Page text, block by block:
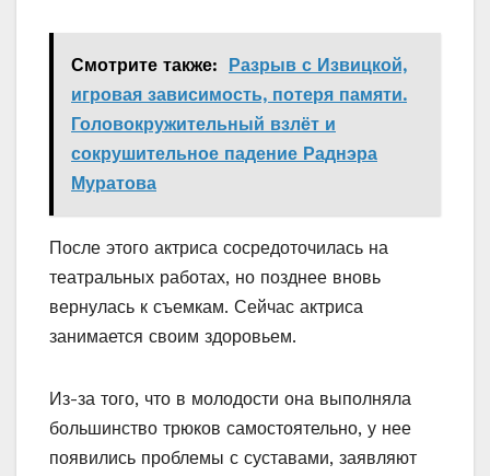
Смотрите также:
Разрыв с Извицкой,
игровая зависимость, потеря памяти.
Головокружительный взлёт и
сокрушительное падение Раднэра
Муратова
После этого актриса сосредоточилась на
театральных работах, но позднее вновь
вернулась к съемкам. Сейчас актриса
занимается своим здоровьем.
Из-за того, что в молодости она выполняла
большинство трюков самостоятельно, у нее
появились проблемы с суставами, заявляют